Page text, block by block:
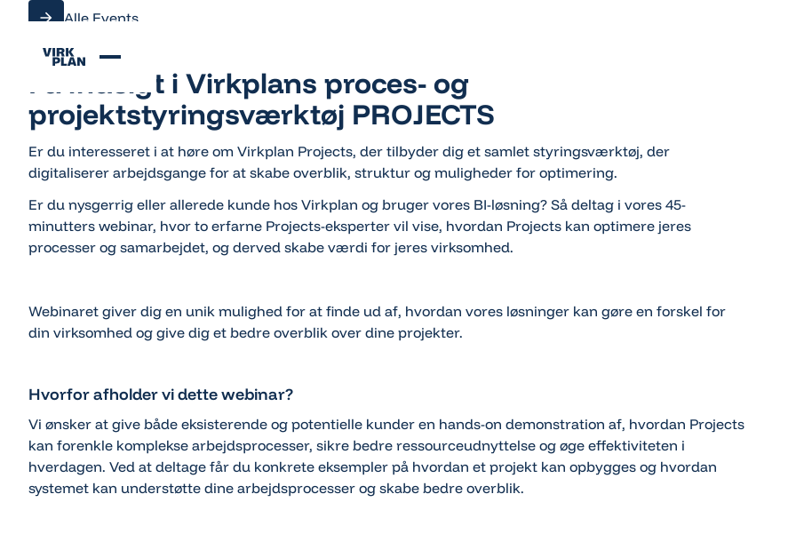
Alle Events
Alle Events
Få indsigt i Virkplans proces- og
projektstyringsværktøj PROJECTS
Er du interesseret i at høre om Virkplan Projects, der tilbyder dig et samlet styringsværktøj, der
digitaliserer arbejdsgange for at skabe overblik, struktur og muligheder for optimering.
Er du nysgerrig eller allerede kunde hos Virkplan og bruger vores BI-løsning? Så deltag i vores 45-
minutters webinar, hvor to erfarne Projects-eksperter vil vise, hvordan Projects kan optimere jeres
processer og samarbejdet, og derved skabe værdi for jeres virksomhed.
Webinaret giver dig en unik mulighed for at finde ud af, hvordan vores løsninger kan gøre en forskel for
din virksomhed og give dig et bedre overblik over dine projekter.
Hvorfor afholder vi dette webinar?
Vi ønsker at give både eksisterende og potentielle kunder en hands-on demonstration af, hvordan Projects
kan forenkle komplekse arbejdsprocesser, sikre bedre ressourceudnyttelse og øge effektiviteten i
hverdagen. Ved at deltage får du konkrete eksempler på hvordan et projekt kan opbygges og hvordan
systemet kan understøtte dine arbejdsprocesser og skabe bedre overblik.